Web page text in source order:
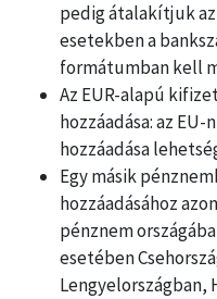
pedig átalakítjuk
esetekben a
formátumban kell
Az EUR-alapú
hozzáadása: az
hozzáadása
Egy másik
hozzáadásához
pénznem
esetében
Lengyelországban,